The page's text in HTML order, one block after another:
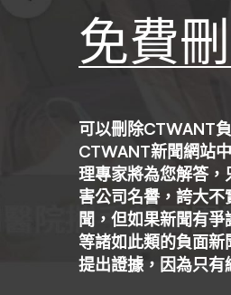
免費
可以刪除CTWANT
CTWANT新聞網站
理專家將為您解答
害公司名譽，誇大
聞，但如果新聞有
等諸如此類的負面
提出證據，因為只有